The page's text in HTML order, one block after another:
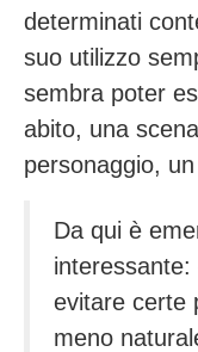
determinati
suo utilizzo
sembra poter
abito, una
personaggio,
Da qui è
evitare certe
meno